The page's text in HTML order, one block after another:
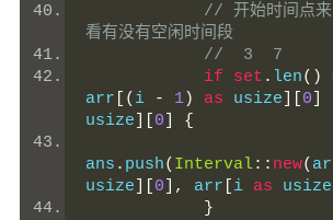
// 开始时间点来
看有没有空闲时间段
//  3  7
if
set . len()
arr [( i - 1) as usize 0
usize
0 {
ans . push( Interval:: new(
usize
0 ], arr i as usize
}